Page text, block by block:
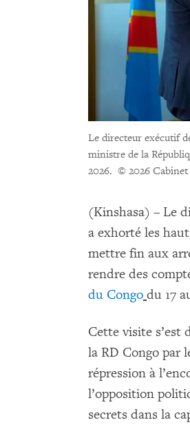
Le directeur exécutif
ministre de la
2026. © 2026
(Kinshasa) – Le
a exhorté les
mettre fin aux
rendre des
du Congo du 17
Cette visite s’est
la RD Congo par
répression à
l’opposition
secrets dans la